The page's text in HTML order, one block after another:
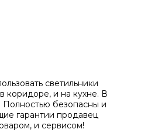
светильники
коридоре, и на кухне. В
Полностью безопасны и
гарантии продавец
и сервисом!